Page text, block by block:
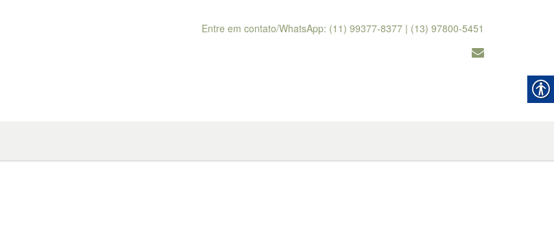
Entre em contato/WhatsApp: (11) 99377-8377 | (13) 97800-5451